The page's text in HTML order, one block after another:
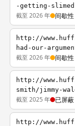
-getting-
截至 2026 年 间歇性
http://
had-our-
截至 2026 年 间歇性
http://
smith/jimmy-
截至 2025 年 已屏蔽
http://